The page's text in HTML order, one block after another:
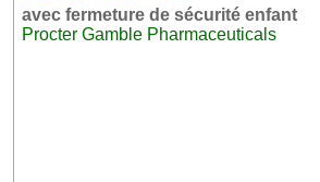
avec fermeture de sécurité enfant
Procter Gamble Pharmaceuticals